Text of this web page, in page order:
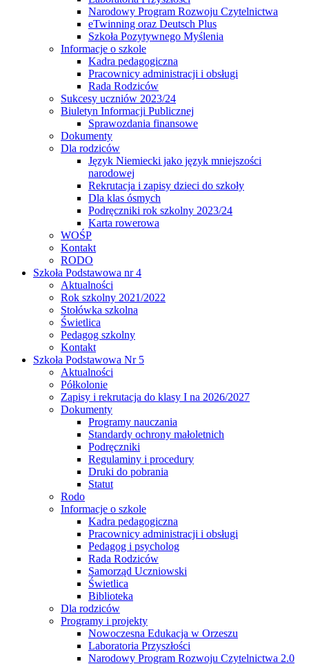
Narodowy Program Rozwoju Czytelnictwa
eTwinning oraz Deutsch Plus
Szkoła Pozytywnego Myślenia
Informacje o szkole
Kadra pedagogiczna
Pracownicy administracji i obsługi
Rada Rodziców
Sukcesy uczniów 2023/24
Biuletyn Informacji Publicznej
Sprawozdania finansowe
Dokumenty
Dla rodziców
Język Niemiecki jako język mniejszości
narodowej
Rekrutacja i zapisy dzieci do szkoły
Dla klas ósmych
Podręczniki rok szkolny 2023/24
Karta rowerowa
WOŚP
Kontakt
RODO
Szkoła Podstawowa nr 4
Aktualności
Rok szkolny 2021/2022
Stołówka szkolna
Świetlica
Pedagog szkolny
Kontakt
Szkoła Podstawowa Nr 5
Aktualności
Półkolonie
Zapisy i rekrutacja do klasy I na 2026/2027
Dokumenty
Programy nauczania
Standardy ochrony małoletnich
Podręczniki
Regulaminy i procedury
Druki do pobrania
Statut
Rodo
Informacje o szkole
Kadra pedagogiczna
Pracownicy administracji i obsługi
Pedagog i psycholog
Rada Rodziców
Samorząd Uczniowski
Świetlica
Biblioteka
Dla rodziców
Programy i projekty
Nowoczesna Edukacja w Orzeszu
Laboratoria Przyszłości
Narodowy Program Rozwoju Czytelnictwa 2.0